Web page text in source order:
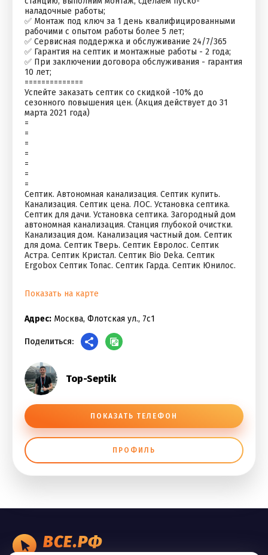
наладочные работы;
✅ Монтаж под ключ за 1 день квалифицированными
рабочими с опытом работы более 5 лет;
✅ Сервисная поддержка и обслуживание 24/7/365
✅ Гарантия на септик и монтажные работы - 2 года;
✅ При заключении договора обслуживания - гарантия
10 лет;
==============
Успейте заказать септик со скидкой -10% до
сезонного повышения цен. (Акция действует до 31
марта 2021 года)
=
=
=
=
=
=
=
Септик. Автономная канализация. Септик купить.
Канализация. Септик цена. ЛОС. Установка септика.
Септик для дачи. Установка септика. Загородный дом
автономная канализация. Станция глубокой очистки.
Канализация дом. Канализация частный дом. Септик
для дома. Септик Тверь. Септик Евролос. Септик
Астра. Септик Кристал. Септик Bio Deka. Септик
Ergobox Септик Топас. Септик Гарда. Септик Юнилос.
Показать на карте
Адрес: Москва, Флотская ул., 7с1
Поделиться:
Top-Septik
ПОКАЗАТЬ ТЕЛЕФОН
ПРОФИЛЬ
ВСЕ.РФ